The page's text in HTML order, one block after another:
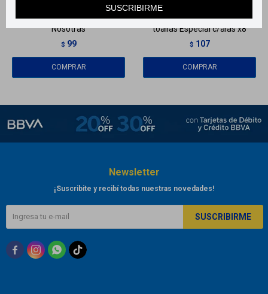
SUSCRIBIRME
Protectores Diarios x20
Nosotras
$ 99
Siempre Libre Adapt Suave
toallas Especial c/alas x8
$ 107
Newsletter
¡Suscribite y recibí todas nuestras novedades!
SUSCRIBIRME
  